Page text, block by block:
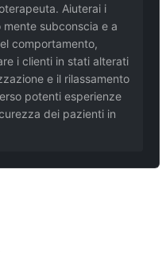
Aiuterai i
subconscia e a
comportamento,
i clienti in stati alterati
e il rilassamento
potenti esperienze
dei pazienti in